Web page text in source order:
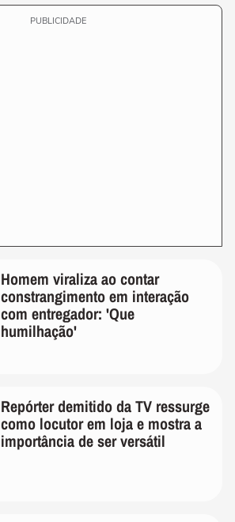
PUBLICIDADE
Homem viraliza ao contar
constrangimento em interação
com entregador: 'Que
humilhação'
Repórter demitido da TV ressurge
como locutor em loja e mostra a
importância de ser versátil